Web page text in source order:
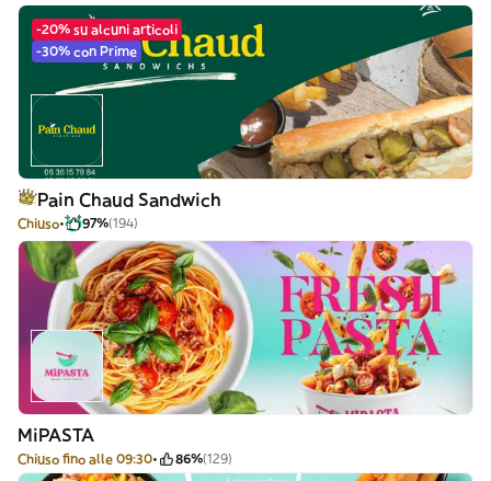
-20% su alcuni articoli
-30% con Prime
Pain Chaud Sandwich
Chiuso 97%(194)
MiPASTA
Chiuso fino alle 09:30 86%(129)